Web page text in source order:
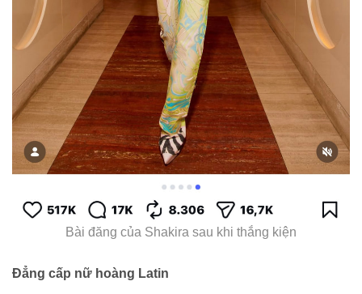
Bài đăng của Shakira sau khi thắng kiện
Đẳng cấp nữ hoàng Latin